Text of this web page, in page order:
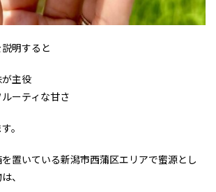
明すると
主役
ーティな甘さ
。
置いている新潟市西蒲区エリアで蜜源とし
、